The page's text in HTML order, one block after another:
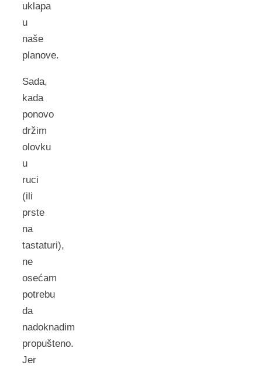
uklapa
u
naše
planove.
Sada,
kada
ponovo
držim
olovku
u
ruci
(ili
prste
na
tastaturi),
ne
osećam
potrebu
da
nadoknadim
propušteno.
Jer